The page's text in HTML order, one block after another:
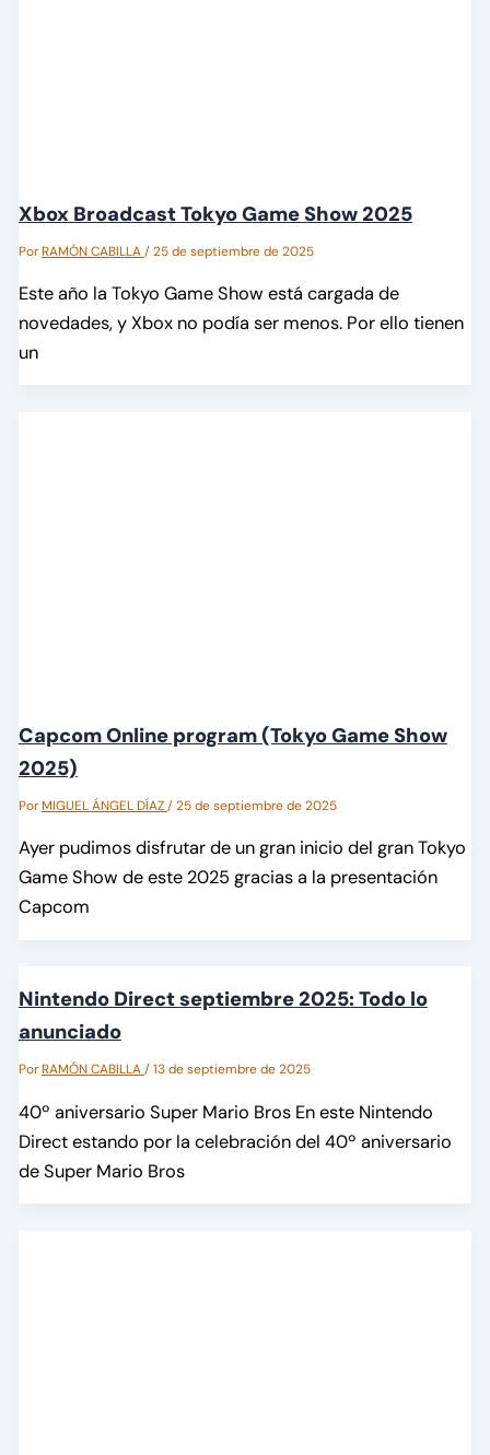
Xbox Broadcast Tokyo Game Show 2025
PorRAMÓN CABILLA/25 de septiembre de 2025
Este año la Tokyo Game Show está cargada de
novedades, y Xbox no podía ser menos. Por ello tienen
un
Capcom Online program (Tokyo Game Show
2025)
PorMIGUEL ÁNGEL DÍAZ/25 de septiembre de 2025
Ayer pudimos disfrutar de un gran inicio del gran Tokyo
Game Show de este 2025 gracias a la presentación
Capcom
Nintendo Direct septiembre 2025: Todo lo
anunciado
PorRAMÓN CABILLA/13 de septiembre de 2025
40º aniversario Super Mario Bros En este Nintendo
Direct estando por la celebración del 40º aniversario
de Super Mario Bros